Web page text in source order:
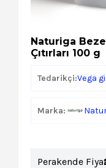
Naturiga
Çıtırları 100 g
Tedarikçi:Vega
Marka:
Perakende